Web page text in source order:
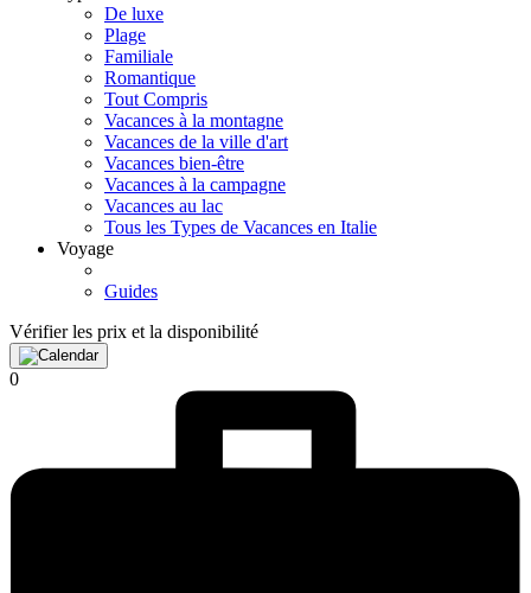
De luxe
Plage
Familiale
Romantique
Tout Compris
Vacances à la montagne
Vacances de la ville d'art
Vacances bien-être
Vacances à la campagne
Vacances au lac
Tous les Types de Vacances en Italie
Voyage
Guides
Vérifier les prix et la disponibilité
0